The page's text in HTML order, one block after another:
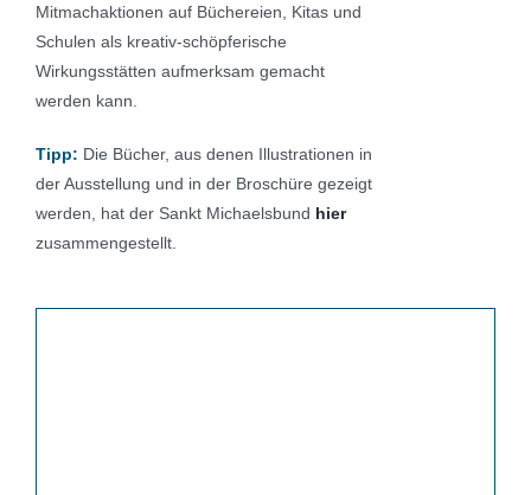
Mitmachaktionen auf Büchereien, Kitas und
Schulen als kreativ-schöpferische
Wirkungsstätten aufmerksam gemacht
werden kann.
Tipp: Die Bücher, aus denen Illustrationen in
der Ausstellung und in der Broschüre gezeigt
werden, hat der Sankt Michaelsbund hier
zusammengestellt.